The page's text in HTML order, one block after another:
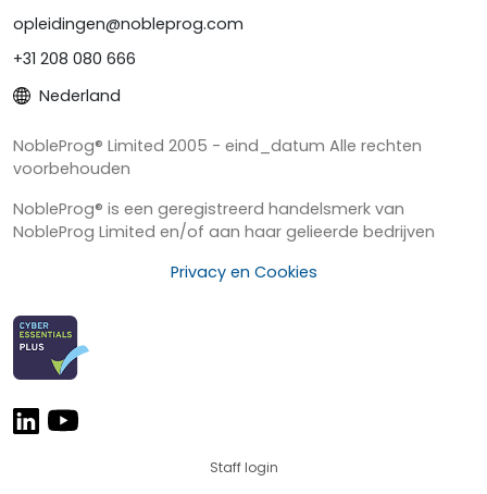
opleidingen@nobleprog.com
+31 208 080 666
Nederland
NobleProg® Limited 2005 - eind_datum Alle rechten
voorbehouden
NobleProg® is een geregistreerd handelsmerk van
NobleProg Limited en/of aan haar gelieerde bedrijven
Privacy en Cookies
Staff login